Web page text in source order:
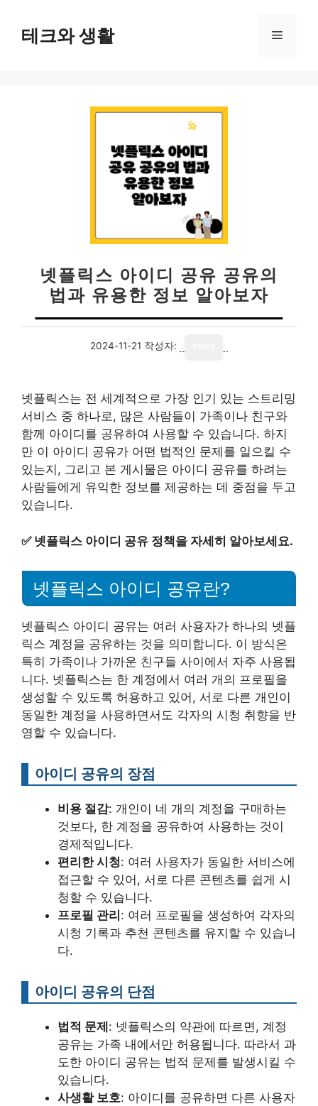
테크와 생활 메
넷플릭스 아이디 공유 공유의
법과 유용한 정보 알아보자
2024-11-21 작성자:
넷플릭스는 전 세계적으로 가장 인기 있는 스트리밍
서비스 중 하나로, 많은 사람들이 가족이나 친구와
함께 아이디를 공유하여 사용할 수 있습니다. 하지
만 이 아이디 공유가 어떤 법적인 문제를 일으킬 수
있는지, 그리고 본 게시물은 아이디 공유를 하려는
사람들에게 유익한 정보를 제공하는 데 중점을 두고
있습니다.
✅ 넷플릭스 아이디 공유 정책을 자세히 알아보세요.
넷플릭스 아이디 공유란?
넷플릭스 아이디 공유는 여러 사용자가 하나의 넷플
릭스 계정을 공유하는 것을 의미합니다. 이 방식은
특히 가족이나 가까운 친구들 사이에서 자주 사용됩
니다. 넷플릭스는 한 계정에서 여러 개의 프로필을
생성할 수 있도록 허용하고 있어, 서로 다른 개인이
동일한 계정을 사용하면서도 각자의 시청 취향을 반
영할 수 있습니다.
아이디 공유의 장점
비용 절감: 개인이 네 개의 계정을 구매하는
것보다, 한 계정을 공유하여 사용하는 것이
경제적입니다.
편리한 시청: 여러 사용자가 동일한 서비스에
접근할 수 있어, 서로 다른 콘텐츠를 쉽게 시
청할 수 있습니다.
프로필 관리 : 여러 프로필을 생성하여 각자의
시청 기록과 추천 콘텐츠를 유지할 수 있습니
다.
아이디 공유의 단점
법적 문제 : 넷플릭스의 약관에 따르면, 계정
공유는 가족 내에서만 허용됩니다. 따라서 과
도한 아이디 공유는 법적 문제를 발생시킬 수
있습니다.
사생활 보호: 아이디를 공유하면 다른 사용자